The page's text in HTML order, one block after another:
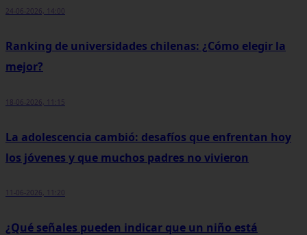
24-06-2026, 14:00
Ranking de universidades chilenas: ¿Cómo elegir la
mejor?
18-06-2026, 11:15
La adolescencia cambió: desafíos que enfrentan hoy
los jóvenes y que muchos padres no vivieron
11-06-2026, 11:20
¿Qué señales pueden indicar que un niño está